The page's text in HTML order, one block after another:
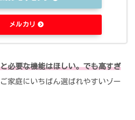
メルカリ
必要な機能はほしい。でも高すぎ
ご家庭にいちばん選ばれやすいゾー